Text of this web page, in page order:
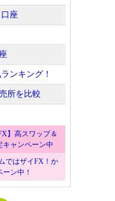
座
ンキング！
所を比較
】高スワップ＆
キャンペーン中
ではザイFX！か
ン中！